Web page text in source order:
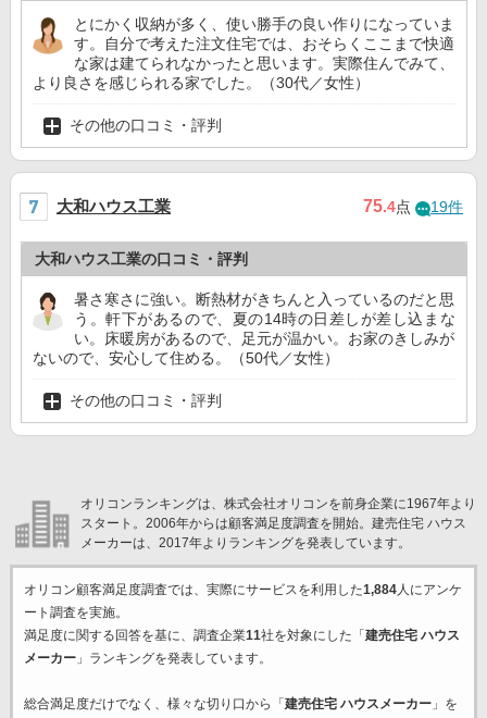
とにかく収納が多く、使い勝手の良い作りになっていま
す。自分で考えた注文住宅では、おそらくここまで快適
な家は建てられなかったと思います。実際住んでみて、
より良さを感じられる家でした。（30代／女性）
その他の口コミ・評判
大和ハウス工業 75.4点 19件
大和ハウス工業の口コミ・評判
暑さ寒さに強い。断熱材がきちんと入っているのだと思
う。軒下があるので、夏の14時の日差しが差し込まな
い。床暖房があるので、足元が温かい。お家のきしみが
ないので、安心して住める。（50代／女性）
その他の口コミ・評判
オリコンランキングは、株式会社オリコンを前身企業に1967年より
スタート。2006年からは顧客満足度調査を開始。建売住宅 ハウス
メーカーは、2017年よりランキングを発表しています。
オリコン顧客満足度調査では、実際にサービスを利用した1,884人にアンケ
ート調査を実施。
満足度に関する回答を基に、調査企業11社を対象にした「 建売住宅 ハウス
メーカー」ランキングを発表しています。
総合満足度だけでなく、様々な切り口から「 建売住宅 ハウスメーカー」を